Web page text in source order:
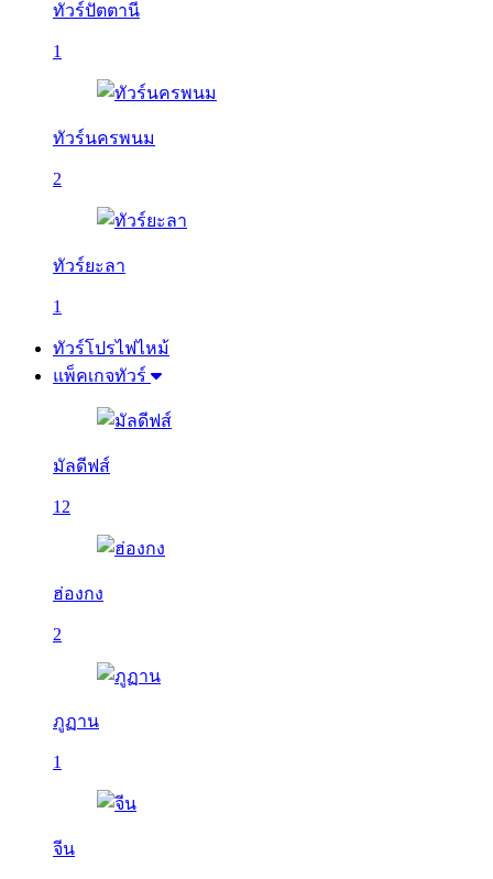
ทัวร์ปัตตานี
1
ทัวร์นครพนม
2
ทัวร์ยะลา
1
ทัวร์โปรไฟไหม้
แพ็คเกจทัวร์
มัลดีฟส์
12
ฮ่องกง
2
ภูฏาน
1
จีน